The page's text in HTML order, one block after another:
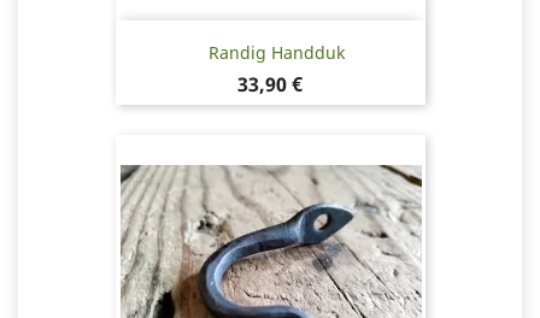
Randig Handduk
Pris
33,90 €